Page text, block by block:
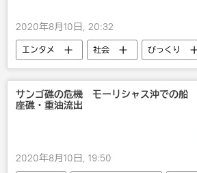
2020年8月10日, 20:32
エンタメ 社会
びっくり
新型コロナウイルス
サンゴ礁の危機 モーリシャス沖での船
座礁・重油流出
2020年8月10日, 19:50